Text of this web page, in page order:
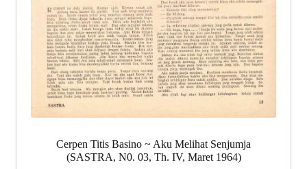
Cerpen Titis Basino ~ Aku Melihat Senjumja
(SASTRA, N0. 03, Th. IV, Maret 1964)